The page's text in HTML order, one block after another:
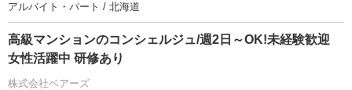
アルバイト・パート / 北海道
高級マンションのコンシェルジュ/週2日～OK!未経験歓迎
女性活躍中 研修あり
株式会社ベアーズ